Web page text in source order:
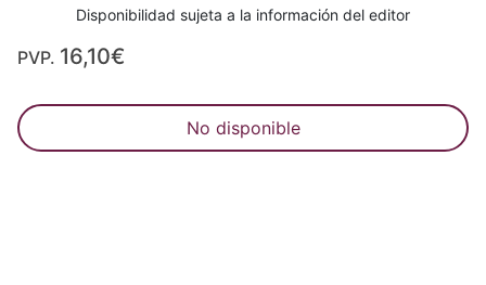
Disponibilidad sujeta a la información del editor
PVP. 16,10€
No disponible